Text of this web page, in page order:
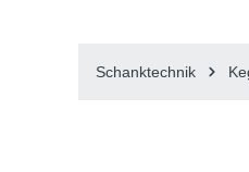
Schanktechnik